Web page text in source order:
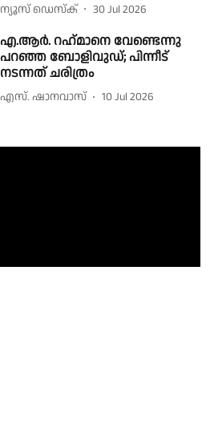
ന്യൂസ് ഡെസ്ക് 30 Jul 2026
എ.ആര്‍. റഹ്‍മാനെ വേണ്ടെന്നു
പറഞ്ഞ ബോളിവുഡ്; പിന്നീട്
നടന്നത് ചരിത്രം
എസ്. ഷാനവാസ് 10 Jul 2026